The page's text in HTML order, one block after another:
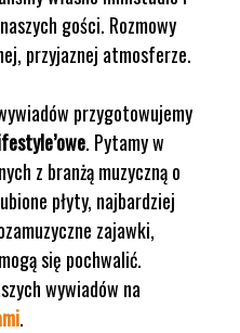
gości. Rozmowy
przyjaznej atmosferze.
przygotowujemy
. Pytamy w
z branżą muzyczną o
płyty, najbardziej
zajawki,
się pochwalić.
wywiadów na
.